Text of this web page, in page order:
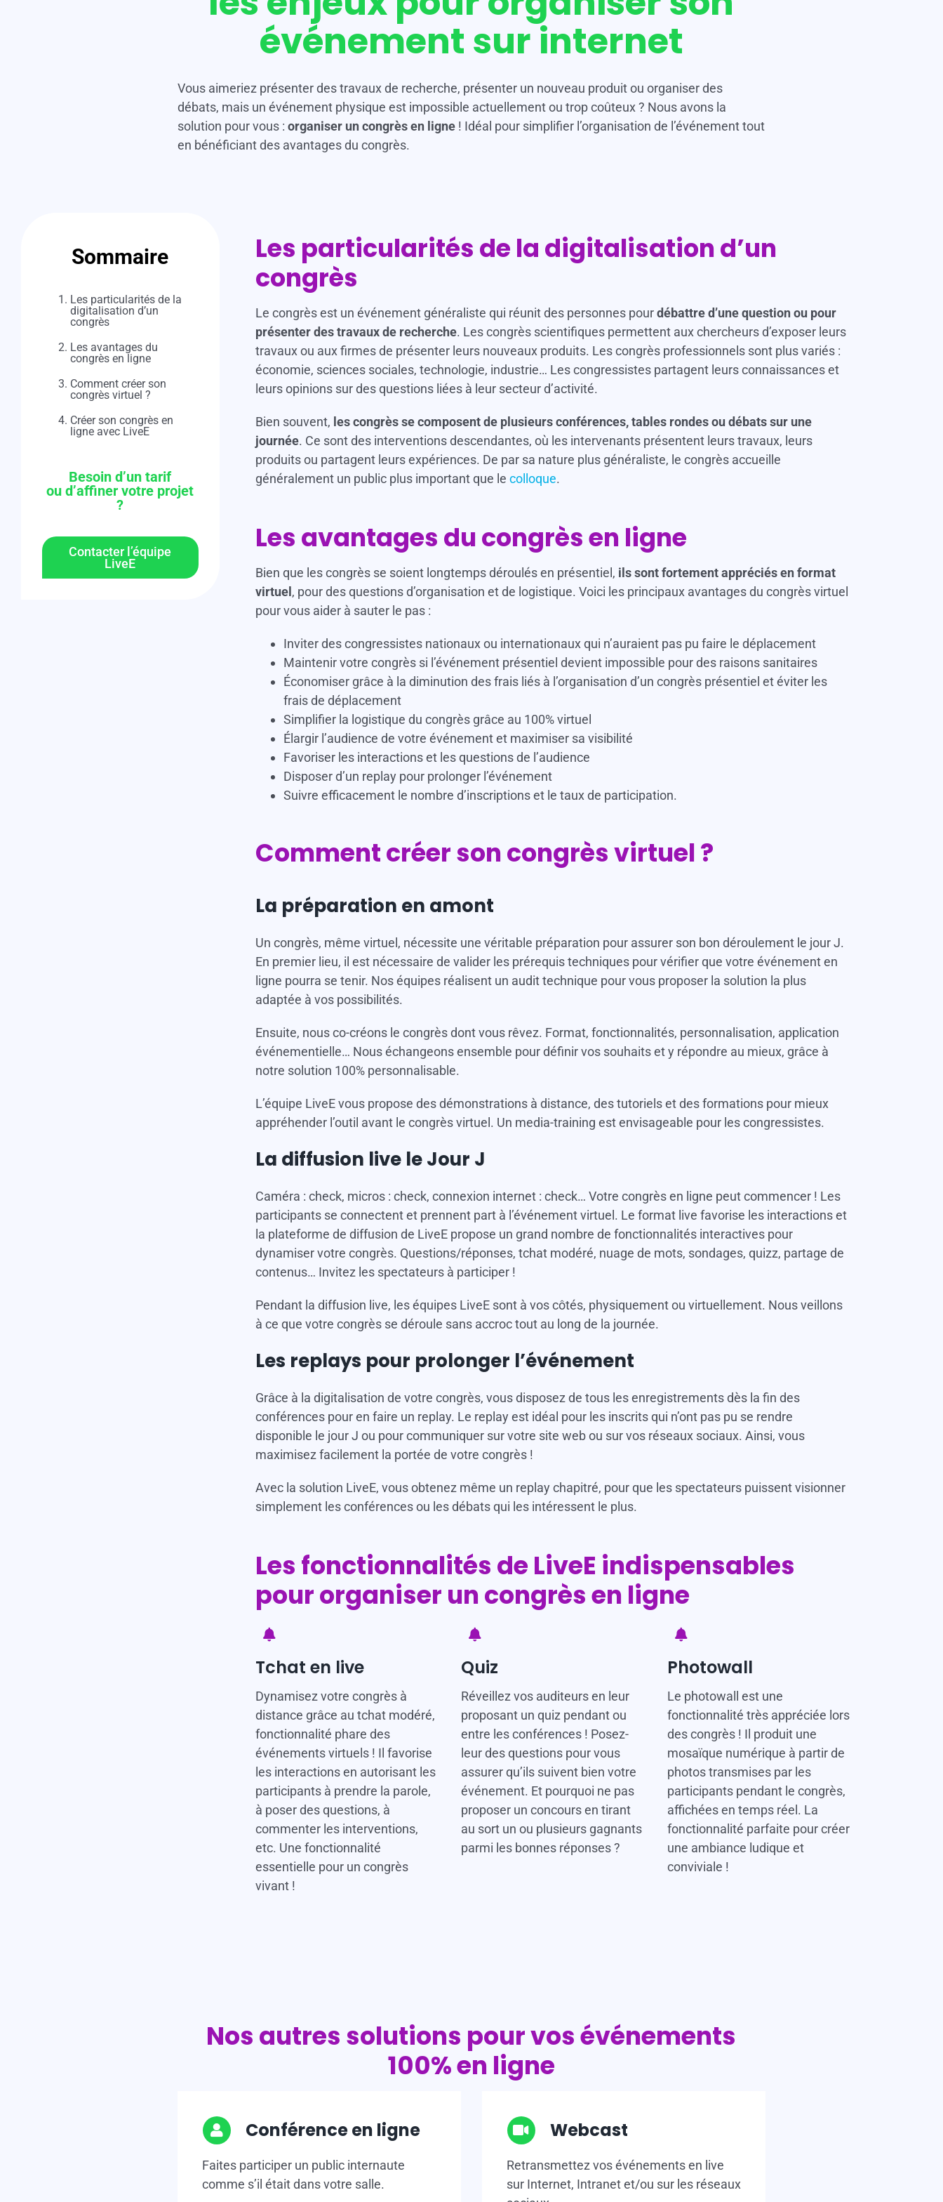
événement sur internet
Vous aimeriez présenter des travaux de recherche, présenter un nouveau produit ou organiser des
débats, mais un événement physique est impossible actuellement ou trop coûteux ? Nous avons la
solution pour vous : organiser un congrès en ligne! Idéal pour simplifier l’organisation de l’événement tout
en bénéficiant des avantages du congrès.
Sommaire
Les particularités de la
digitalisation d’un
congrès
Les avantages du
congrès en ligne
Comment créer son
congrès virtuel ?
Créer son congrès en
ligne avec LiveE
Besoin d’un tarif
ou d’affiner votre projet
?
Contacter l’équipe
LiveE
Les particularités de la digitalisation d’un
congrès
Le congrès est un événement généraliste qui réunit des personnes pourdébattre d’une question ou pour
présenter des travaux de recherche. Les congrès scientifiques permettent aux chercheurs d’exposer leurs
travaux ou aux firmes de présenter leurs nouveaux produits. Les congrès professionnels sont plus variés :
économie, sciences sociales, technologie, industrie… Les congressistes partagent leurs connaissances et
leurs opinions sur des questions liées à leur secteur d’activité.
Bien souvent, les congrès se composent de plusieurs conférences, tables rondes ou débats sur une
journée. Ce sont des interventions descendantes, où les intervenants présentent leurs travaux, leurs
produits ou partagent leurs expériences. De par sa nature plus généraliste, le congrès accueille
généralement un public plus important que le colloque.
Les avantages du congrès en ligne
Bien que les congrès se soient longtemps déroulés en présentiel, ils sont fortement appréciés en format
virtuel , pour des questions d’organisation et de logistique. Voici les principaux avantages du congrès virtuel
pour vous aider à sauter le pas :
Inviter des congressistes nationaux ou internationaux qui n’auraient pas pu faire le déplacement
Maintenir votre congrès si l’événement présentiel devient impossible pour des raisons sanitaires
Économiser grâce à la diminution des frais liés à l’organisation d’un congrès présentiel et éviter les
frais de déplacement
Simplifier la logistique du congrès grâce au 100% virtuel
Élargir l’audience de votre événement et maximiser sa visibilité
Favoriser les interactions et les questions de l’audience
Disposer d’un replay pour prolonger l’événement
Suivre efficacement le nombre d’inscriptions et le taux de participation.
Comment créer son congrès virtuel ?
La préparation en amont
Un congrès, même virtuel, nécessite une véritable préparation pour assurer son bon déroulement le jour J.
En premier lieu, il est nécessaire de valider les prérequis techniques pour vérifier que votre événement en
ligne pourra se tenir. Nos équipes réalisent un audit technique pour vous proposer la solution la plus
adaptée à vos possibilités.
Ensuite, nous co-créons le congrès dont vous rêvez. Format, fonctionnalités, personnalisation, application
événementielle… Nous échangeons ensemble pour définir vos souhaits et y répondre au mieux, grâce à
notre solution 100% personnalisable.
L’équipe LiveE vous propose des démonstrations à distance, des tutoriels et des formations pour mieux
appréhender l’outil avant le congrès virtuel. Un media-training est envisageable pour les congressistes.
La diffusion live le Jour J
Caméra : check, micros : check, connexion internet : check… Votre congrès en ligne peut commencer ! Les
participants se connectent et prennent part à l’événement virtuel. Le format live favorise les interactions et
la plateforme de diffusion de LiveE propose un grand nombre de fonctionnalités interactives pour
dynamiser votre congrès. Questions/réponses, tchat modéré, nuage de mots, sondages, quizz, partage de
contenus… Invitez les spectateurs à participer !
Pendant la diffusion live, les équipes LiveE sont à vos côtés, physiquement ou virtuellement. Nous veillons
à ce que votre congrès se déroule sans accroc tout au long de la journée.
Les replays pour prolonger l’événement
Grâce à la digitalisation de votre congrès, vous disposez de tous les enregistrements dès la fin des
conférences pour en faire un replay. Le replay est idéal pour les inscrits qui n’ont pas pu se rendre
disponible le jour J ou pour communiquer sur votre site web ou sur vos réseaux sociaux. Ainsi, vous
maximisez facilement la portée de votre congrès !
Avec la solution LiveE, vous obtenez même un replay chapitré, pour que les spectateurs puissent visionner
simplement les conférences ou les débats qui les intéressent le plus.
Les fonctionnalités de LiveE indispensables
pour organiser un congrès en ligne
Tchat en live
Dynamisez votre congrès à
distance grâce au tchat modéré,
fonctionnalité phare des
événements virtuels ! Il favorise
les interactions en autorisant les
participants à prendre la parole,
à poser des questions, à
commenter les interventions,
etc. Une fonctionnalité
essentielle pour un congrès
vivant !
Quiz
Réveillez vos auditeurs en leur
proposant un quiz pendant ou
entre les conférences ! Posez-
leur des questions pour vous
assurer qu’ils suivent bien votre
événement. Et pourquoi ne pas
proposer un concours en tirant
au sort un ou plusieurs gagnants
parmi les bonnes réponses ?
Photowall
Le photowall est une
fonctionnalité très appréciée lors
des congrès ! Il produit une
mosaïque numérique à partir de
photos transmises par les
participants pendant le congrès,
affichées en temps réel. La
fonctionnalité parfaite pour créer
une ambiance ludique et
conviviale !
Nos autres solutions pour vos événements
100% en ligne
Conférence en ligne
Faites participer un public internaute
comme s’il était dans votre salle.
Webcast
Retransmettez vos événements en live
sur Internet, Intranet et/ou sur les réseaux